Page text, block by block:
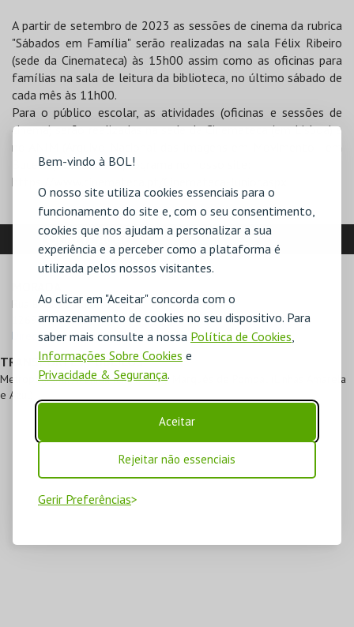
Bem-vindo à BOL!
O nosso site utiliza cookies essenciais para o
funcionamento do site e, com o seu consentimento,
cookies que nos ajudam a personalizar a sua
experiência e a perceber como a plataforma é
utilizada pelos nossos visitantes.
Ao clicar em "Aceitar" concorda com o
armazenamento de cookies no seu dispositivo. Para
saber mais consulte a nossa Política de Cookies,
Informações Sobre Cookies e
Privacidade & Segurança.
Aceitar
Rejeitar não essenciais
Gerir Preferências
A partir de setembro de 2023 as sessões de cinema da rubrica
"Sábados em Família" serão realizadas na sala Félix Ribeiro
(sede da Cinemateca) às 15h00 assim como as oficinas para
famílias na sala de leitura da biblioteca, no último sábado de
cada mês às 11h00.
Para o público escolar, as atividades (oficinas e sessões de
cinema) serão realizadas na sede da Cinemateca (em Lisboa) e
no ANIM (Arquivo Nacional das Imagens em Movimento - em
Bucelas). Consulte o programa no nosso site:
https://www.cinemateca.pt/Cinemateca-Junior.aspx
LOCALIZAÇÃO
Rua Barata Salgueiro, 39
1269-059 Lisboa
Direcções para Cinemateca Júnior
TRANSPORTES PÚBLICOS
Metropolitano: Avenida (Linha Azul), Marquês de Pombal (Linhas Amarela
e Azul)